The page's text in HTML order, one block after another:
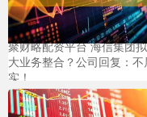
聚财略配资平台 海信集团
大业务整合？公司回复：不
实！